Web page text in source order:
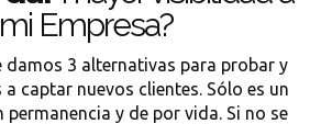
mi Empresa?
damos 3 alternativas para probar y
a captar nuevos clientes. Sólo es un
permanencia y de por vida. Si no se